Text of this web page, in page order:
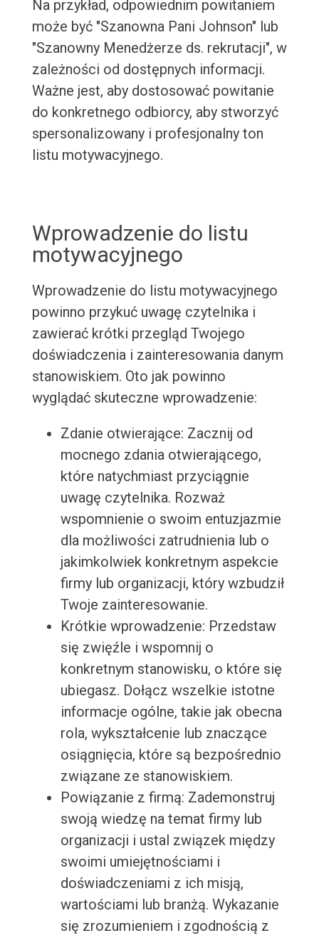
Na przykład, odpowiednim powitaniem
może być "Szanowna Pani Johnson" lub
"Szanowny Menedżerze ds. rekrutacji", w
zależności od dostępnych informacji.
Ważne jest, aby dostosować powitanie
do konkretnego odbiorcy, aby stworzyć
spersonalizowany i profesjonalny ton
listu motywacyjnego.
Wprowadzenie do listu
motywacyjnego
Wprowadzenie do listu motywacyjnego
powinno przykuć uwagę czytelnika i
zawierać krótki przegląd Twojego
doświadczenia i zainteresowania danym
stanowiskiem. Oto jak powinno
wyglądać skuteczne wprowadzenie:
Zdanie otwierające: Zacznij od
mocnego zdania otwierającego,
które natychmiast przyciągnie
uwagę czytelnika. Rozważ
wspomnienie o swoim entuzjazmie
dla możliwości zatrudnienia lub o
jakimkolwiek konkretnym aspekcie
firmy lub organizacji, który wzbudził
Twoje zainteresowanie.
Krótkie wprowadzenie: Przedstaw
się zwięźle i wspomnij o
konkretnym stanowisku, o które się
ubiegasz. Dołącz wszelkie istotne
informacje ogólne, takie jak obecna
rola, wykształcenie lub znaczące
osiągnięcia, które są bezpośrednio
związane ze stanowiskiem.
Powiązanie z firmą: Zademonstruj
swoją wiedzę na temat firmy lub
organizacji i ustal związek między
swoimi umiejętnościami i
doświadczeniami z ich misją,
wartościami lub branżą. Wykazanie
się zrozumieniem i zgodnością z